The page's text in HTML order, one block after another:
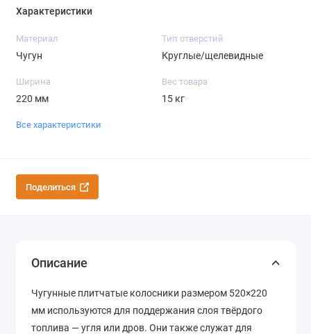
Характеристики
Материал
Чугун
Тип отверстий
Круглые/щелевидные
Ширина
220 мм
Вес товара
15 кг
Все характеристики
Поделиться
Описание
Чугунные плитчатые колосники размером 520×220
мм используются для поддержания слоя твёрдого
топлива — угля или дров. Они также служат для